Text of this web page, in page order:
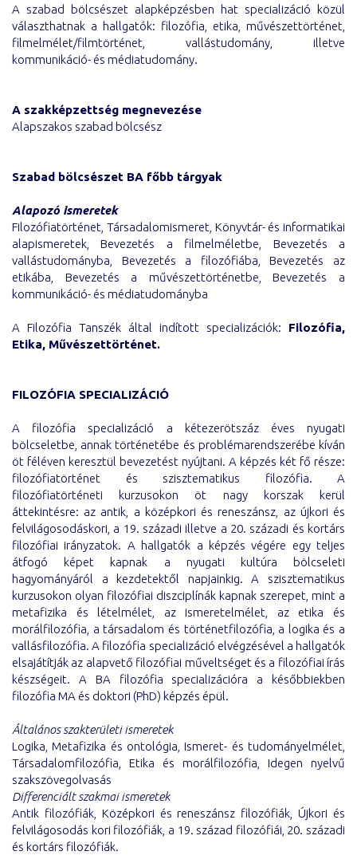
A szabad bölcsészet alapképzésben hat specializáció közül
választhatnak a hallgatók: filozófia, etika, művészettörténet,
filmelmélet/filmtörténet, vallástudomány, illetve
kommunikáció- és médiatudomány.
A szakképzettség megnevezése
Alapszakos szabad bölcsész
Szabad bölcsészet BA főbb tárgyak
Alapozó ismeretek
Filozófiatörténet, Társadalomismeret, Könyvtár- és informatikai
alapismeretek, Bevezetés a filmelméletbe, Bevezetés a
vallástudományba, Bevezetés a filozófiába, Bevezetés az
etikába, Bevezetés a művészettörténetbe, Bevezetés a
kommunikáció- és médiatudományba
A Filozófia Tanszék által indított specializációk: Filozófia,
Etika, Művészettörténet.
FILOZÓFIA SPECIALIZÁCIÓ
A filozófia specializáció a kétezerötszáz éves nyugati
bölcseletbe, annak történetébe és problémarendszerébe kíván
öt féléven keresztül bevezetést nyújtani. A képzés két fő része:
filozófiatörténet és szisztematikus filozófia. A
filozófiatörténeti kurzusokon öt nagy korszak kerül
áttekintésre: az antik, a középkori és reneszánsz, az újkori és
felvilágosodáskori, a 19. századi illetve a 20. századi és kortárs
filozófiai irányzatok. A hallgatók a képzés végére egy teljes
átfogó képet kapnak a nyugati kultúra bölcseleti
hagyományáról a kezdetektől napjainkig. A szisztematikus
kurzusokon olyan filozófiai diszciplínák kapnak szerepet, mint a
metafizika és lételmélet, az ismeretelmélet, az etika és
morálfilozófia, a társadalom és történetfilozófia, a logika és a
vallásfilozófia. A filozófia specializáció elvégzésével a hallgatók
elsajátítják az alapvető filozófiai műveltséget és a filozófiai írás
készségeit. A BA filozófia specializációra a későbbiekben
filozófia MA és doktori (PhD) képzés épül.
Általános szakterületi ismeretek
Logika, Metafizika és ontológia, Ismeret- és tudományelmélet,
Társadalomfilozófia, Etika és morálfilozófia, Idegen nyelvű
szakszövegolvasás
Differenciált szakmai ismeretek
Antik filozófiák, Középkori és reneszánsz filozófiák, Újkori és
felvilágosodás kori filozófiák, a 19. század filozófiái, 20. századi
és kortárs filozófiák.